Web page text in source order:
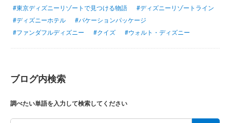
#東京ディズニーリゾートで見つける物語
#ディズニーリゾートライン
#ディズニーホテル
#バケーションパッケージ
#ファンダフルディズニー
#クイズ #ウォルト・ディズニー
ブログ内検索
調べたい単語を入力して検索してください